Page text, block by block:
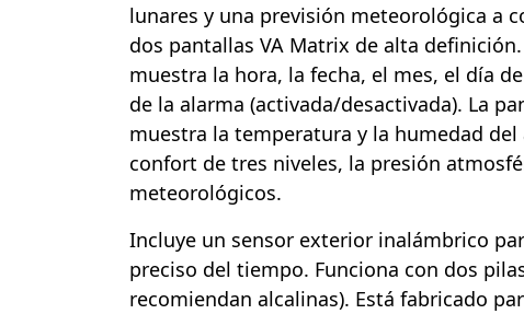
lunares y una previsión meteorológica a
dos pantallas VA Matrix de alta
muestra la hora, la fecha, el mes, el día
de la alarma (activada/desactivada). La
muestra la temperatura y la humedad
confort de tres niveles, la presión
meteorológicos.
Incluye un sensor exterior inalámbrico
preciso del tiempo. Funciona con dos
recomiendan alcalinas). Está fabricado